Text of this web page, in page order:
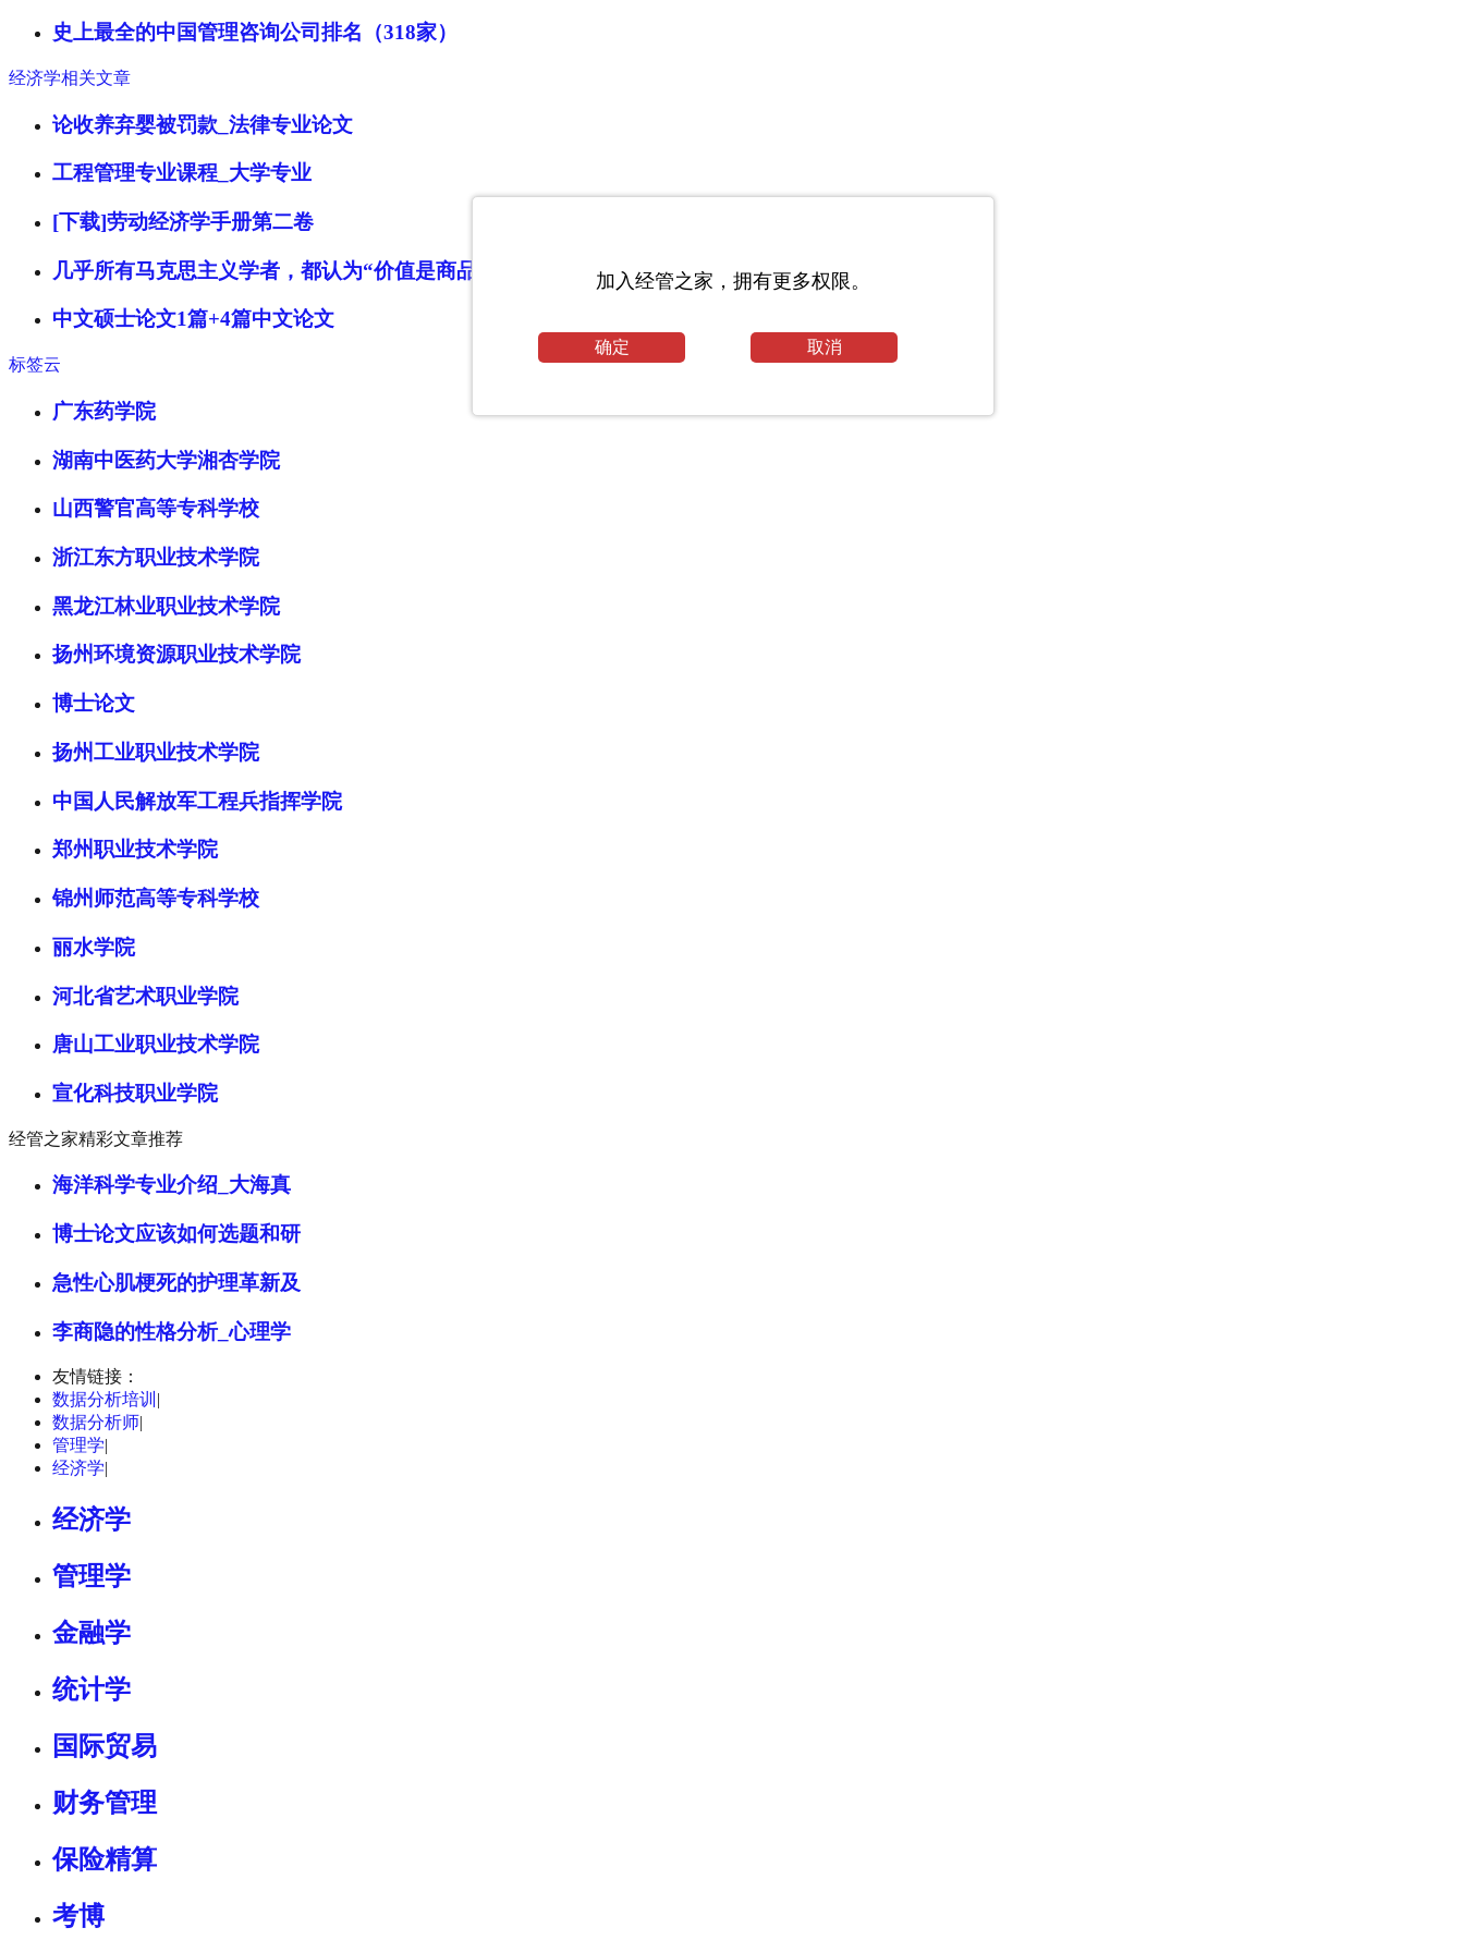
史上最全的中国管理咨询公司排名（318家）
经济学相关文章
论收养弃婴被罚款_法律专业论文
工程管理专业课程_大学专业
[下载]劳动经济学手册第二卷
几乎所有马克思主义学者，都认为“价值是商品经济的范畴”
中文硕士论文1篇+4篇中文论文
标签云
广东药学院
湖南中医药大学湘杏学院
山西警官高等专科学校
浙江东方职业技术学院
黑龙江林业职业技术学院
扬州环境资源职业技术学院
博士论文
扬州工业职业技术学院
中国人民解放军工程兵指挥学院
郑州职业技术学院
锦州师范高等专科学校
丽水学院
河北省艺术职业学院
唐山工业职业技术学院
宣化科技职业学院
经管之家精彩文章推荐
海洋科学专业介绍_大海真
博士论文应该如何选题和研
急性心肌梗死的护理革新及
李商隐的性格分析_心理学
友情链接：
数据分析培训 |
数据分析师|
管理学|
经济学|
经济学
管理学
金融学
统计学
国际贸易
财务管理
保险精算
考博
加入经管之家，拥有更多权限。
确定 取消